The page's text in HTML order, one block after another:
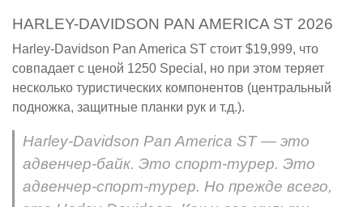
HARLEY-DAVIDSON PAN AMERICA ST 2026
Harley-Davidson Pan America ST стоит $19,999, что
совпадает с ценой 1250 Special, но при этом теряет
несколько туристических компонентов (центральный
подножка, защитные планки рук и т.д.).
Harley-Davidson Pan America ST — это
адвенчер-байк. Это спорт-турер. Это
адвенчер-спорт-турер. Но прежде всего,